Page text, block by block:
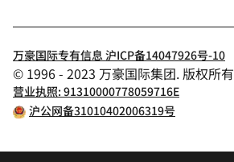
万豪国际专有信息 沪ICP备14047926号-10
© 1996 - 2023 万豪国际集团. 版权所有
营业执照: 91310000778059716E
沪公网备31010402006319号